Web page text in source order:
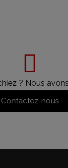
? Nous
Contactez-nous